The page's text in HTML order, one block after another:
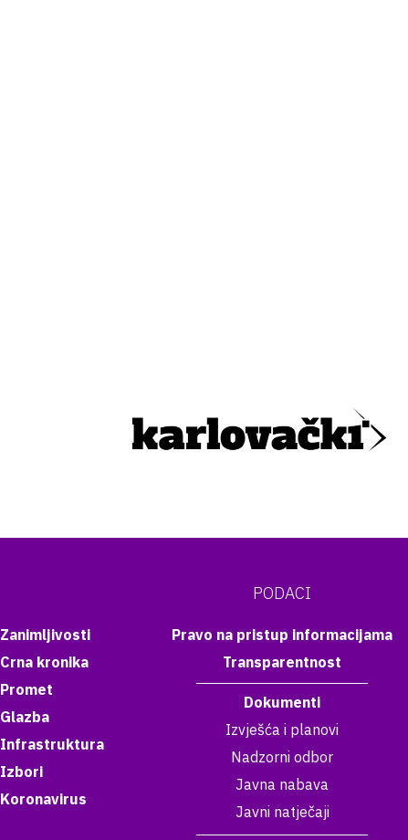
Zanimljivosti
Crna kronika
Promet
Glazba
Infrastruktura
Izbori
Koronavirus
PODACI
Pravo na pristup informacijama
Transparentnost
Dokumenti
Izvješća i planovi
Nadzorni odbor
Javna nabava
Javni natječaji